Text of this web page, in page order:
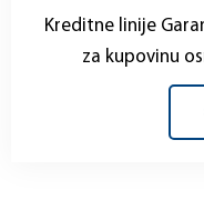
Kreditne linije
za kupovinu